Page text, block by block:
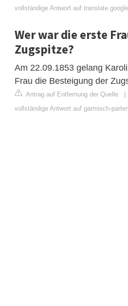
vollständige Antwort auf
Wer war die erste
Zugspitze?
Am 22.09.1853 gelang
Frau die Besteigung der
Antrag auf Entfernung der Quelle |
vollständige Antwort auf garmisch-